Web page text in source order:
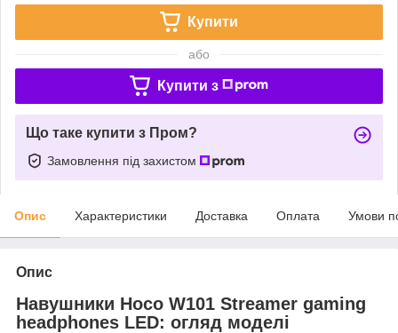
Купити
або
Купити з
Що таке купити з Пром?
Замовлення під захистом
Опис Характеристики Доставка Оплата Умови
Опис
Навушники Hoco W101 Streamer gaming
headphones LED: огляд моделі